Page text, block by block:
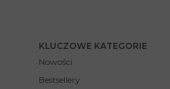
KLUCZOWE KATEGORIE
Nowości
Bestsellery